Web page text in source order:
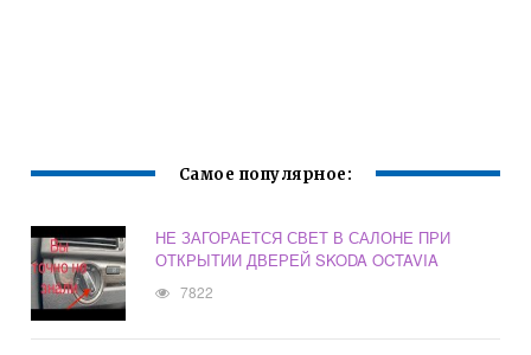
Самое популярное:
НЕ ЗАГОРАЕТСЯ СВЕТ В САЛОНЕ ПРИ
ОТКРЫТИИ ДВЕРЕЙ SKODA OCTAVIA
7822